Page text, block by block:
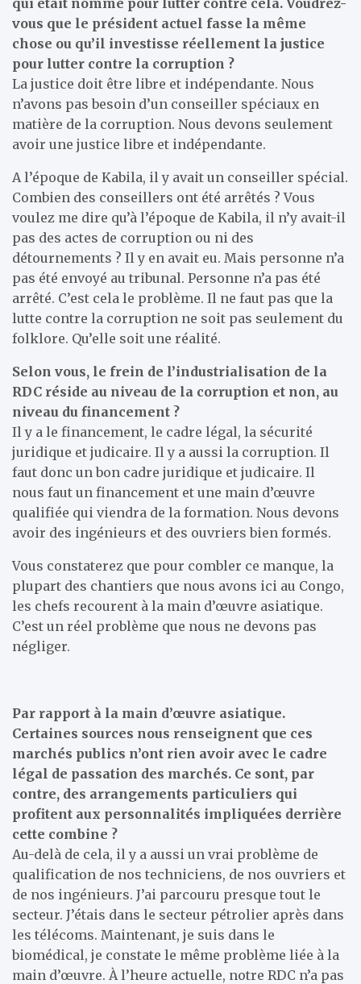
vous que le président actuel fasse la même
chose ou qu’il investisse réellement la justice
pour lutter contre la corruption ?
La justice doit être libre et indépendante. Nous
n’avons pas besoin d’un conseiller spéciaux en
matière de la corruption. Nous devons seulement
avoir une justice libre et indépendante.
A l’époque de Kabila, il y avait un conseiller spécial.
Combien des conseillers ont été arrêtés ? Vous
voulez me dire qu’à l’époque de Kabila, il n’y avait-il
pas des actes de corruption ou ni des
détournements ? Il y en avait eu. Mais personne n’a
pas été envoyé au tribunal. Personne n’a pas été
arrêté. C’est cela le problème. Il ne faut pas que la
lutte contre la corruption ne soit pas seulement du
folklore. Qu’elle soit une réalité.
Selon vous, le frein de l’industrialisation de la
RDC réside au niveau de la corruption et non, au
niveau du financement ?
Il y a le financement, le cadre légal, la sécurité
juridique et judicaire. Il y a aussi la corruption. Il
faut donc un bon cadre juridique et judicaire. Il
nous faut un financement et une main d’œuvre
qualifiée qui viendra de la formation. Nous devons
avoir des ingénieurs et des ouvriers bien formés.
Vous constaterez que pour combler ce manque, la
plupart des chantiers que nous avons ici au Congo,
les chefs recourent à la main d’œuvre asiatique.
C’est un réel problème que nous ne devons pas
négliger.
Par rapport à la main d’œuvre asiatique.
Certaines sources nous renseignent que ces
marchés publics n’ont rien avoir avec le cadre
légal de passation des marchés. Ce sont, par
contre, des arrangements particuliers qui
profitent aux personnalités impliquées derrière
cette combine ?
Au-delà de cela, il y a aussi un vrai problème de
qualification de nos techniciens, de nos ouvriers et
de nos ingénieurs. J’ai parcouru presque tout le
secteur. J’étais dans le secteur pétrolier après dans
les télécoms. Maintenant, je suis dans le
biomédical, je constate le même problème liée à la
main d’œuvre. À l’heure actuelle, notre RDC n’a pas